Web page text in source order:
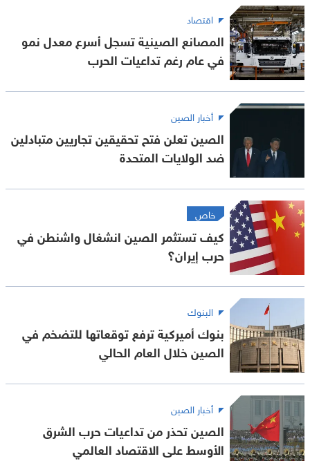
اقتصاد
المصانع الصينية تسجل أسرع معدل نمو
في عام رغم تداعيات الحرب
أخبار الصين
الصين تعلن فتح تحقيقين تجاريين متبادلين
ضد الولايات المتحدة
خاص
كيف تستثمر الصين انشغال واشنطن في
حرب إيران؟
البنوك
بنوك أميركية ترفع توقعاتها للتضخم في
الصين خلال العام الحالي
أخبار الصين
الصين تحذر من تداعيات حرب الشرق
الأوسط على الاقتصاد العالمي